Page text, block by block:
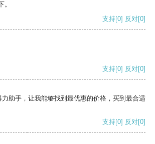
支持[0] 反对[0]
支持[0] 反对[0]
助手，让我能够找到最优惠的价格，买到最合适
支持[0] 反对[0]